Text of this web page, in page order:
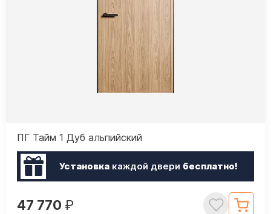
ПГ Тайм 1 Дуб альпийский
Установкакаждой двери бесплатно!
47 770 ₽